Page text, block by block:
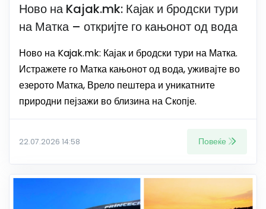
Ново на Kajak.mk: Кајак и бродски тури
на Матка – откријте го кањонот од вода
Ново на Kajak.mk: Кајак и бродски тури на Матка.
Истражете го Матка кањонот од вода, уживајте во
езерото Матка, Врело пештера и уникатните
природни пејзажи во близина на Скопје.
22.07.2026 14:58 Повеќе